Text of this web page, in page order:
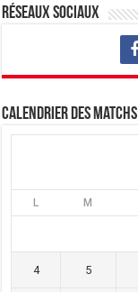
Réseaux sociaux
Calendrier des matchs
L M
4 5